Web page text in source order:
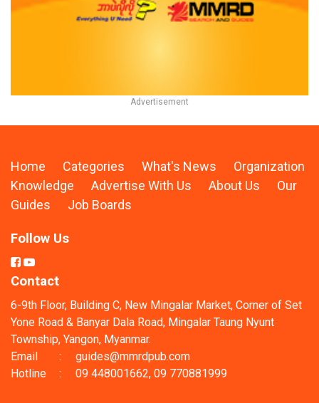
Home Categories What's News
Organization
Knowledge
Advertise With Us About Us
Our
Guides
Job Boards
Follow Us
Contact
6-9th Floor, Building C, New Mingalar Market, Corner of Set
Yone Road & Banyar Dala Road, Mingalar Taung Nyunt
Township, Yangon, Myanmar.
Email
:
guides@mmrdpub.com
Hotline
: 09 448001662, 09 770881999